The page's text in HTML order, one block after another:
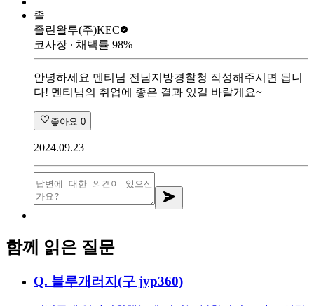
졸
졸린왈루(주)KEC
코사장 ∙ 채택률 98%
안녕하세요 멘티님 전남지방경찰청 작성해주시면 됩니
다! 멘티님의 취업에 좋은 결과 있길 바랄게요~
좋아요 0
2024.09.23
함께 읽은 질문
Q. 블루개러지(구 jyp360)